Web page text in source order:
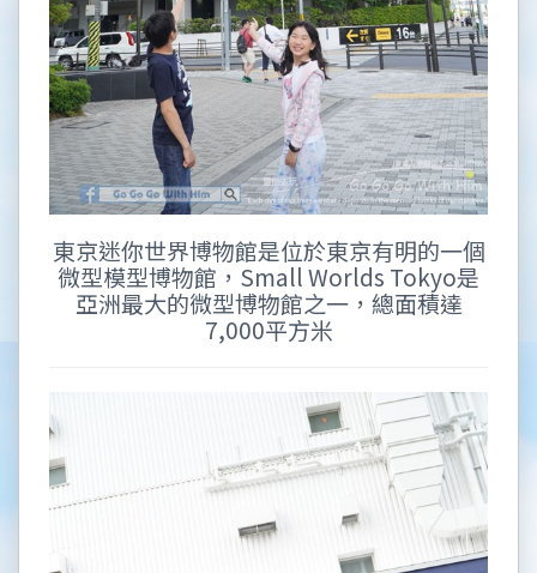
東京迷你世界博物館是位於東京有明的一個
微型模型博物館，Small Worlds Tokyo是
亞洲最大的微型博物館之一，總面積達
7,000平方米